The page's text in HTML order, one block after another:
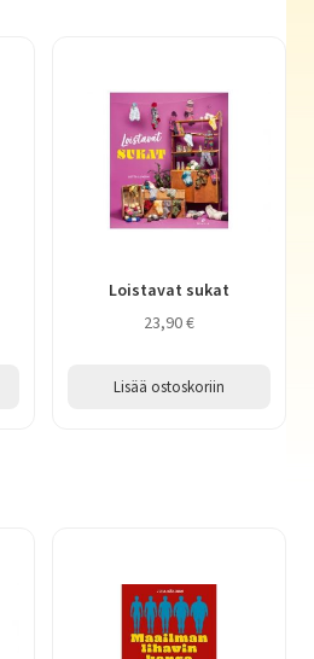
Loistavat sukat
23,90€
Lisää ostoskoriin